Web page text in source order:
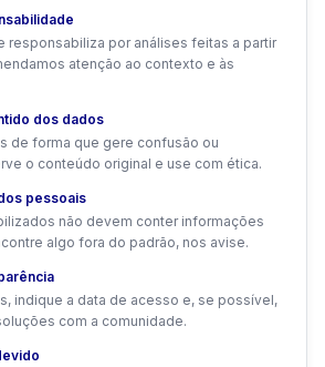
responsabiliza por análises feitas a partir
atenção ao contexto e às
dos dados
de forma que gere confusão ou
o conteúdo original e use com ética.
pessoais
não devem conter informações
algo fora do padrão, nos avise.
indique a data de acesso e, se possível,
com a comunidade.